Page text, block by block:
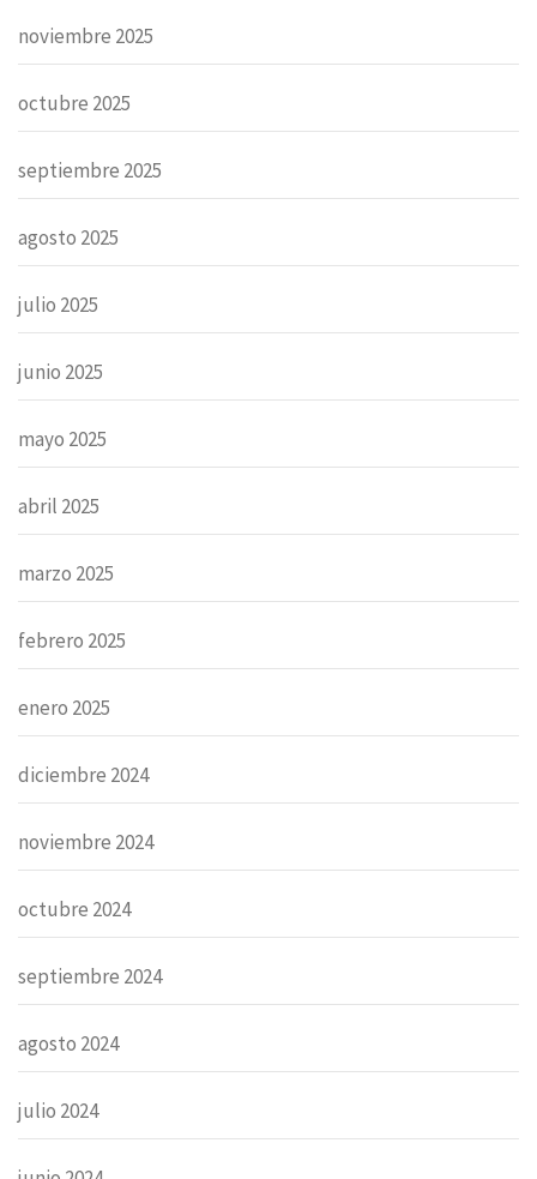
noviembre 2025
octubre 2025
septiembre 2025
agosto 2025
julio 2025
junio 2025
mayo 2025
abril 2025
marzo 2025
febrero 2025
enero 2025
diciembre 2024
noviembre 2024
octubre 2024
septiembre 2024
agosto 2024
julio 2024